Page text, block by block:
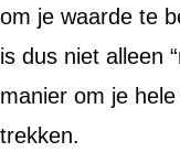
om je waarde te
is dus niet alleen
manier om je
trekken.